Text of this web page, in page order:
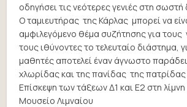
οδηγήσει τις νεότερες γενιές στη σωστή
Ο ταμιευτήρας της Κάρλας μπορεί να
αμφιλεγόμενο θέμα συζήτησης για τους
τους ιθύνοντες το τελευταίο διάστημα,
μαθητές αποτελεί έναν άγνωστο
χλωρίδας και της πανίδας της πατρίδας
Επίσκεψη των τάξεων Δ1 και Ε2 στη
Μουσείο Λιμναίου